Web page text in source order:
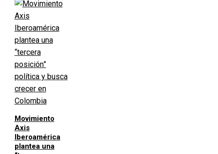
Movimiento
Axis
Iberoamérica
plantea una